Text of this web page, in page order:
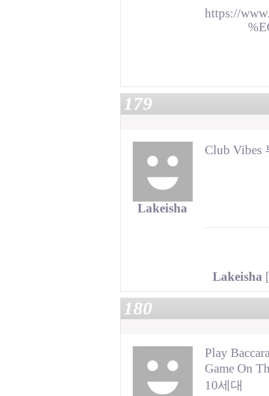
https://
179
Lakeisha
Club Vibes
Lakeisha
180
Play
Game On
10세대